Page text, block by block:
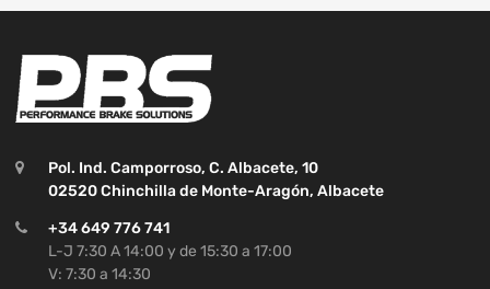
Pol. Ind. Camporroso, C. Albacete, 10
02520 Chinchilla de Monte-Aragón, Albacete
+34 649 776 741
L-J 7:30 A 14:00 y de 15:30 a 17:00
V: 7:30 a 14:30